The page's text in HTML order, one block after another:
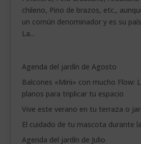
chileno, Pino de brazos, etc.,
un común denominador y es su
La...
Agenda del jardín de Agosto
Balcones «Mini» con mucho Flow:
planos para triplicar tu espacio
Vive este verano en tu terraza o
El cuidado de tu mascota durante
Agenda del jardín de Julio